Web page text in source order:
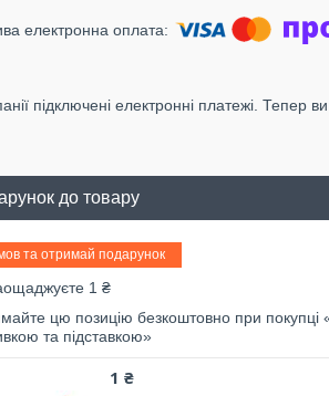
підключені електронні платежі. Тепер
до товару
та отримай подарунок
1 ₴
цю позицію безкоштовно при покупці
та підставкою»
1 ₴